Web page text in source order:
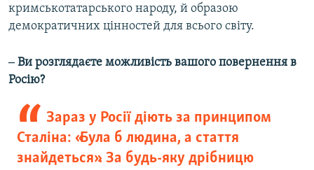
кримськотатарського народу, й образою
демократичних цінностей для всього світу.
‒ Ви розглядаєте можливість вашого повернення в
Росію?
Зараз у Росії діють за принципом
Сталіна: «Була б людина, а стаття
знайдеться». За будь-яку дрібницю